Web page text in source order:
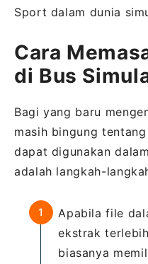
Sport dalam dunia
Cara
di Bus
Bagi yang baru
masih bingung
dapat digunakan
adalah langkah-
Apabila file
ekstrak
biasanya